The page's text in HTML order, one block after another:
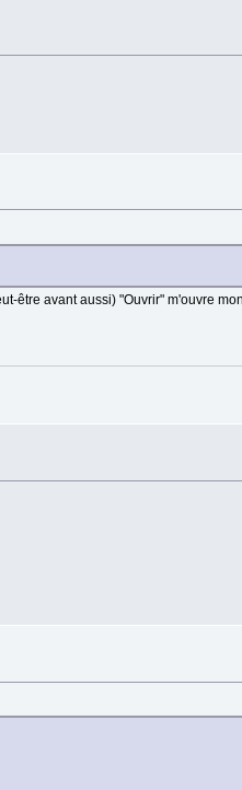
être avant aussi) "Ouvrir" m'ouvre